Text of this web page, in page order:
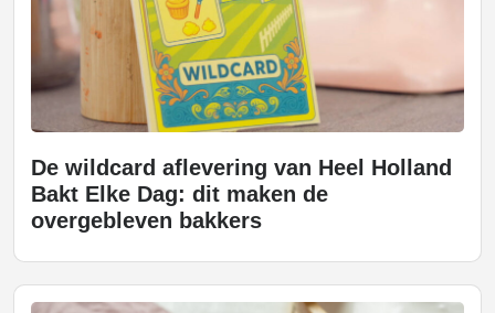
De wildcard aflevering van Heel Holland
Bakt Elke Dag: dit maken de
overgebleven bakkers